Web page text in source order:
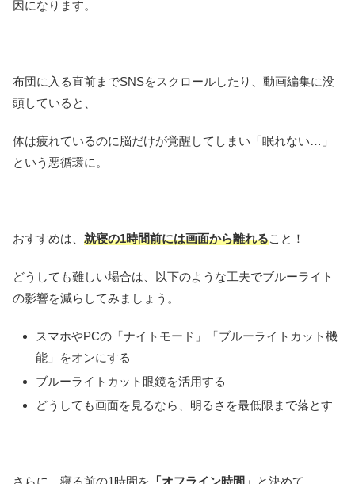
因になります。
布団に入る直前までSNSをスクロールしたり、動画編集に没
頭していると、
体は疲れているのに脳だけが覚醒してしまい「眠れない…」
という悪循環に。
おすすめは、 就寝の1時間前には画面から離れること！
どうしても難しい場合は、以下のような工夫でブルーライト
の影響を減らしてみましょう。
スマホやPCの「ナイトモード」「ブルーライトカット機
能」をオンにする
ブルーライトカット眼鏡を活用する
どうしても画面を見るなら、明るさを最低限まで落とす